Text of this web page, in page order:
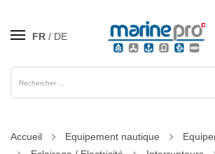
FR DE
Accueil Equipement nautique